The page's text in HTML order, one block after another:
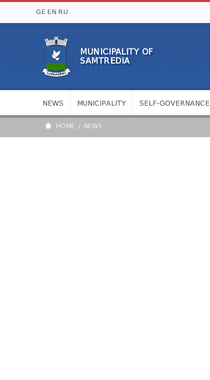
GE EN RU
MUNICIPALITY OF
SAMTREDIA
NEWS MUNICIPALITY SELF-GOVERNANCE
HOME NEWS